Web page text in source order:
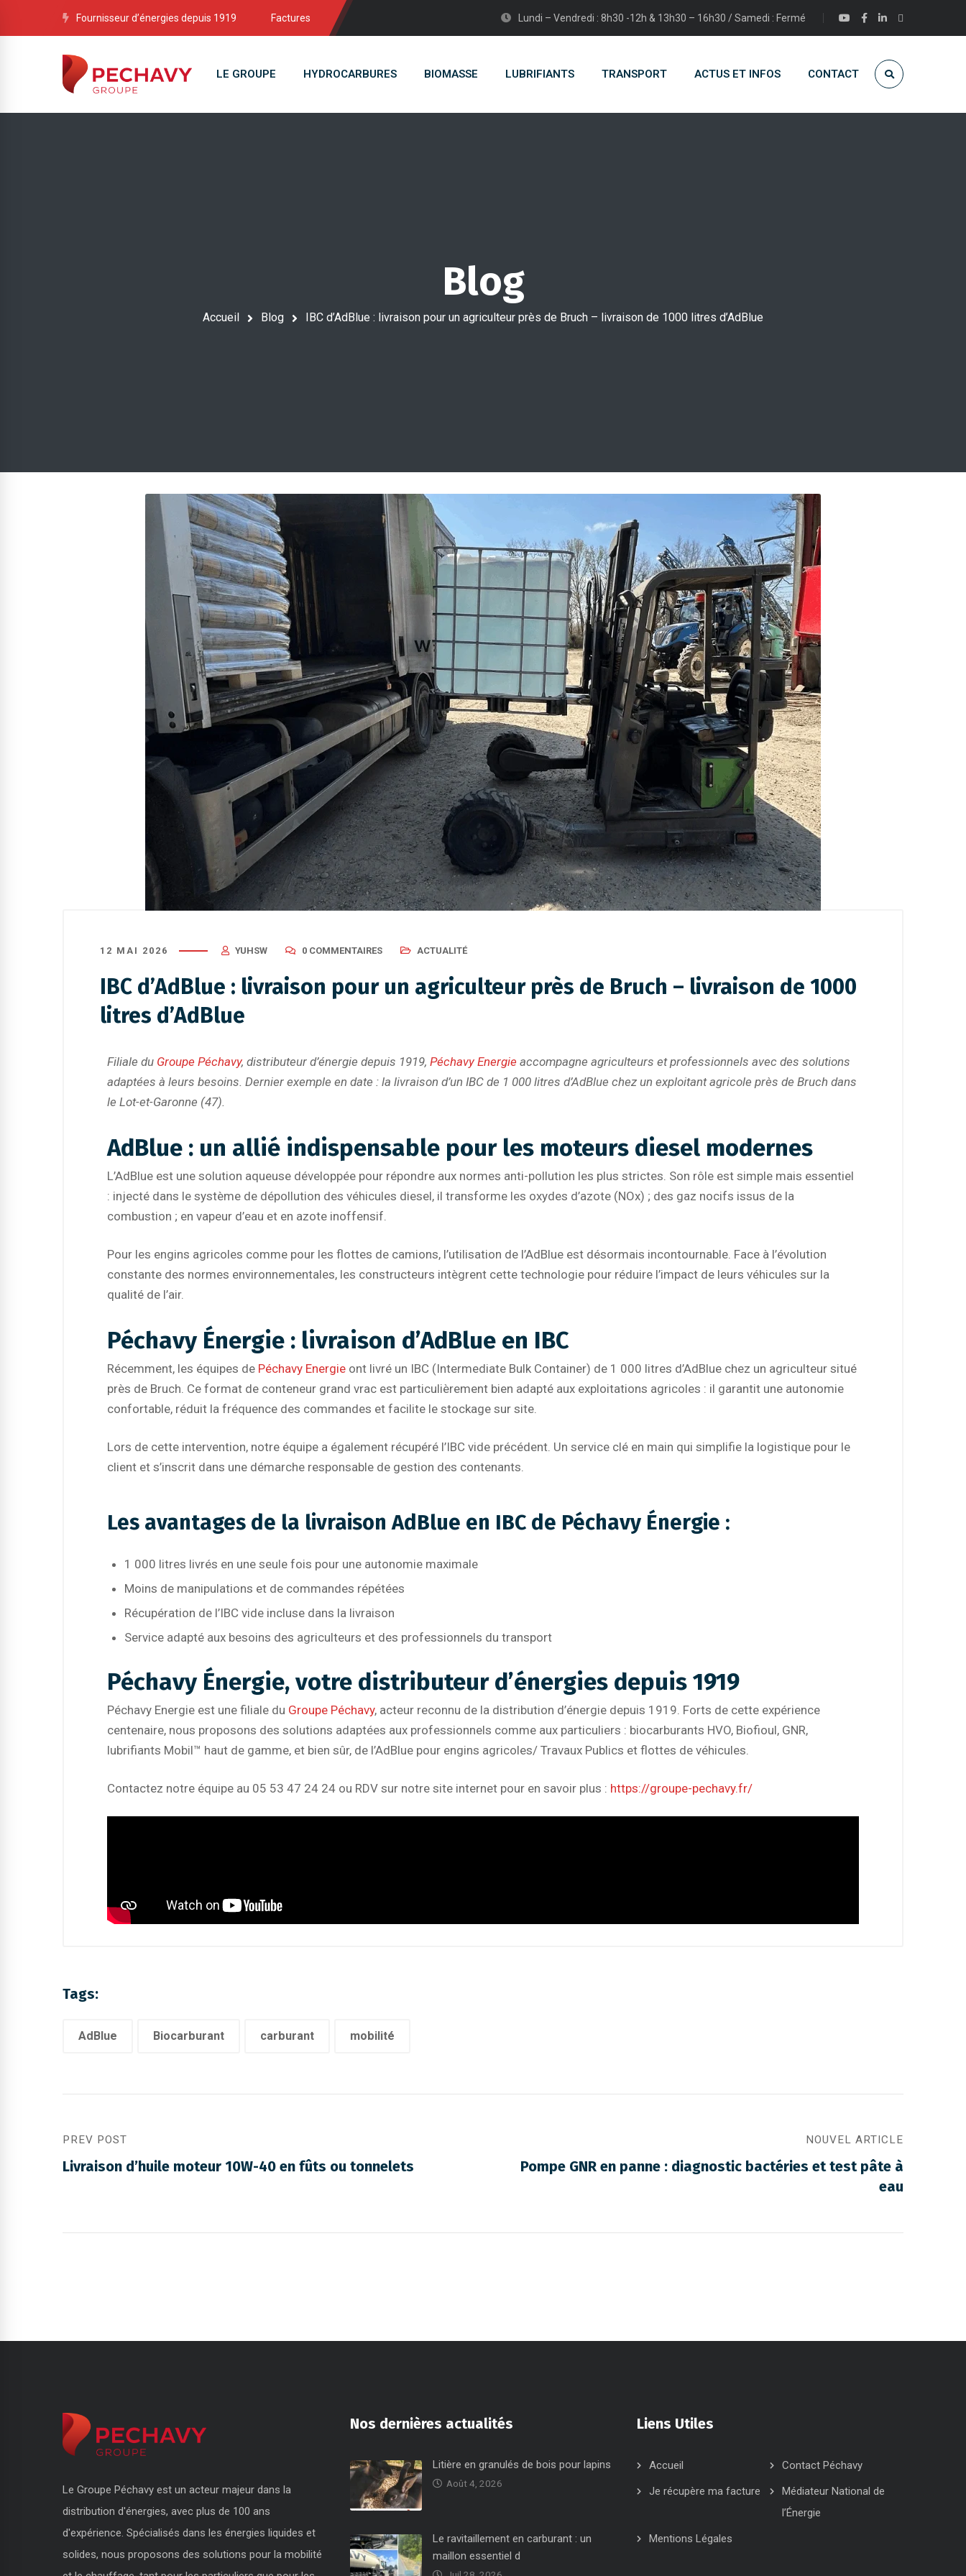
Fournisseur d’énergies depuis 1919 Factures Lundi – Vendredi : 8h30 -12h & 13h30 – 16h30 / Samedi : Fermé
LE GROUPE HYDROCARBURES BIOMASSE LUBRIFIANTS TRANSPORT ACTUS ET INFOS CONTACT
Blog
Accueil Blog IBC d’AdBlue : livraison pour un agriculteur près de Bruch – livraison de 1000 litres d’AdBlue
12 MAI 2026 YUHSW 0 COMMENTAIRES ACTUALITÉ
IBC d’AdBlue : livraison pour un agriculteur près de Bruch – livraison de 1000
litres d’AdBlue
Filiale du Groupe Péchavy, distributeur d’énergie depuis 1919, Péchavy Energie accompagne agriculteurs et professionnels avec des solutions
adaptées à leurs besoins. Dernier exemple en date : la livraison d’un IBC de 1 000 litres d’AdBlue chez un exploitant agricole près de Bruch dans
le Lot-et-Garonne (47).
AdBlue : un allié indispensable pour les moteurs diesel modernes
L’AdBlue est une solution aqueuse développée pour répondre aux normes anti-pollution les plus strictes. Son rôle est simple mais essentiel
: injecté dans le système de dépollution des véhicules diesel, il transforme les oxydes d’azote (NOx) ; des gaz nocifs issus de la
combustion ; en vapeur d’eau et en azote inoffensif.
Pour les engins agricoles comme pour les flottes de camions, l’utilisation de l’AdBlue est désormais incontournable. Face à l’évolution
constante des normes environnementales, les constructeurs intègrent cette technologie pour réduire l’impact de leurs véhicules sur la
qualité de l’air.
Péchavy Énergie : livraison d’AdBlue en IBC
Récemment, les équipes de Péchavy Energie ont livré un IBC (Intermediate Bulk Container) de 1 000 litres d’AdBlue chez un agriculteur situé
près de Bruch. Ce format de conteneur grand vrac est particulièrement bien adapté aux exploitations agricoles : il garantit une autonomie
confortable, réduit la fréquence des commandes et facilite le stockage sur site.
Lors de cette intervention, notre équipe a également récupéré l’IBC vide précédent. Un service clé en main qui simplifie la logistique pour le
client et s’inscrit dans une démarche responsable de gestion des contenants.
Les avantages de la livraison AdBlue en IBC de Péchavy Énergie :
1 000 litres livrés en une seule fois pour une autonomie maximale
Moins de manipulations et de commandes répétées
Récupération de l’IBC vide incluse dans la livraison
Service adapté aux besoins des agriculteurs et des professionnels du transport
Péchavy Énergie, votre distributeur d’énergies depuis 1919
Péchavy Energie est une filiale du Groupe Péchavy, acteur reconnu de la distribution d’énergie depuis 1919. Forts de cette expérience
centenaire, nous proposons des solutions adaptées aux professionnels comme aux particuliers : biocarburants HVO, Biofioul, GNR,
lubrifiants Mobil™ haut de gamme, et bien sûr, de l’AdBlue pour engins agricoles/ Travaux Publics et flottes de véhicules.
Contactez notre équipe au 05 53 47 24 24 ou RDV sur notre site internet pour en savoir plus : https://groupe-pechavy.fr/
Tags:
AdBlue Biocarburant carburant mobilité
PREV POST
Livraison d’huile moteur 10W-40 en fûts ou tonnelets
NOUVEL ARTICLE
Pompe GNR en panne : diagnostic bactéries et test pâte à
eau
Le Groupe Péchavy est un acteur majeur dans la
distribution d'énergies, avec plus de 100 ans
d'expérience. Spécialisés dans les énergies liquides et
solides, nous proposons des solutions pour la mobilité
Nos dernières actualités
Litière en granulés de bois pour lapins
Août 4, 2026
Le ravitaillement en carburant : un
maillon essentiel d
Liens Utiles
Accueil
Contact Péchavy
Je récupère ma facture
Médiateur National de
l’Énergie
Mentions Légales